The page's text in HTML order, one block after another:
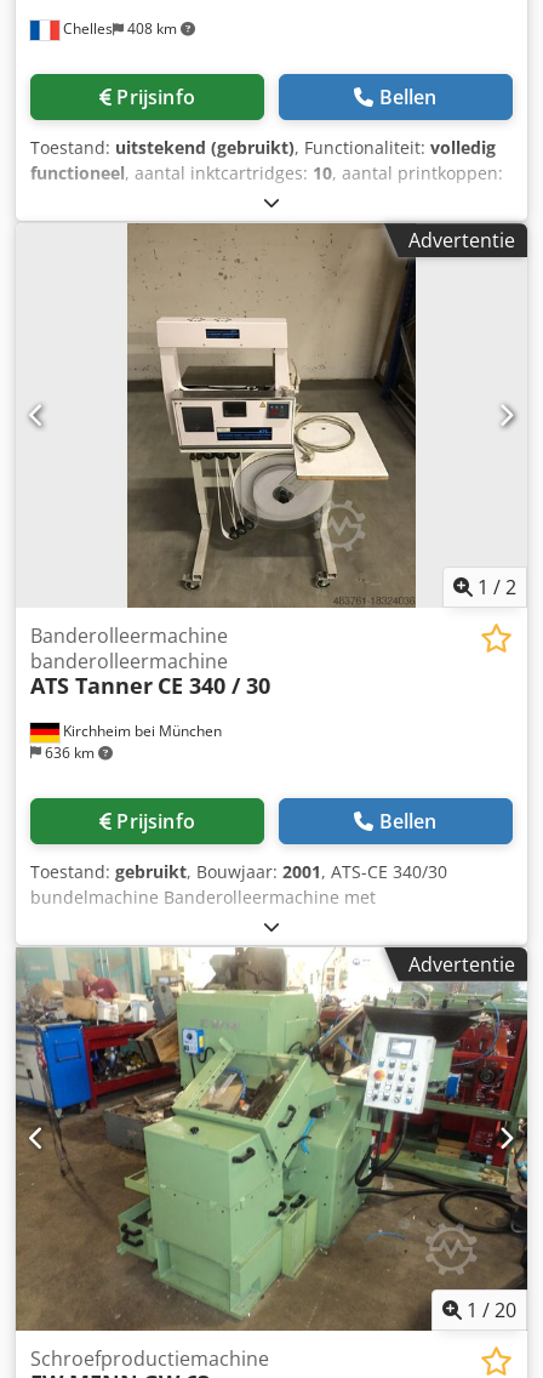
Chelles 408 km
Prijsinfo Bellen
Toestand: uitstekend (gebruikt), Functionaliteit: volledig
functioneel, aantal inktcartridges: 10, aantal printkoppen:
, EPSON SureColor S80600 10.000 m² Caldera RIP Summa
S1D140 plotter 2 nieuwe printkoppen, minder dan 6
maanden oud in zeer goede staat, kan op aanvraag voor
transport worden klaargemaakt en in een kist verpakt
worden. prijs op aanvraag Dodpfsym A Uvjx Ak Eskr
Advertentie
1 /2
Kirchheim bei München
636 km
Banderolleermachine
banderolleermachine
ATS Tanner CE 340 / 30
Prijsinfo Bellen
Toestand: gebruikt, Bouwjaar: 2001, ATS-CE 340/30
bundelmachine Banderolleermachine met
temperatuurlassen Bandbreedte 30 mm Papier en folie
mogelijk als bandmateriaal Instelling koeltijd Extra's:
Jumbo-dispenser 2 stuks beschikbaar. Djdpfx Akevthwfj
Eskr Prijs excl. BTW EXW. Alle verklaringen zonder garantie.
Onder voorbehoud van voorafgaande verkoop.
dealerbedrijf. De verkoop vindt plaats onder uitsluiting van
iedere garantie.
Advertentie
1 /20
Schroefproductiemachine